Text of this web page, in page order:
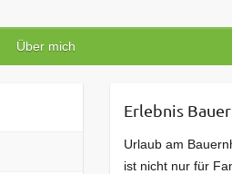
Über mich
Erlebnis
Urlaub am
ist nicht nur für